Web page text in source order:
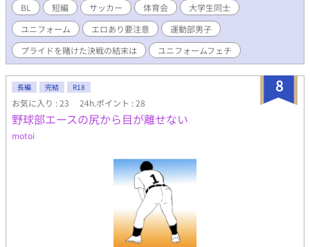
BL 短編 サッカー 体育会
大学生同士
ユニフォーム
エロあり要注意
運動部男子
プライドを賭けた決戦の結末は
ユニフォームフェチ
8
長編 完結 R18
お気に入り : 23 24h.ポイント : 28
野球部エースの尻から目が離せない
motoi